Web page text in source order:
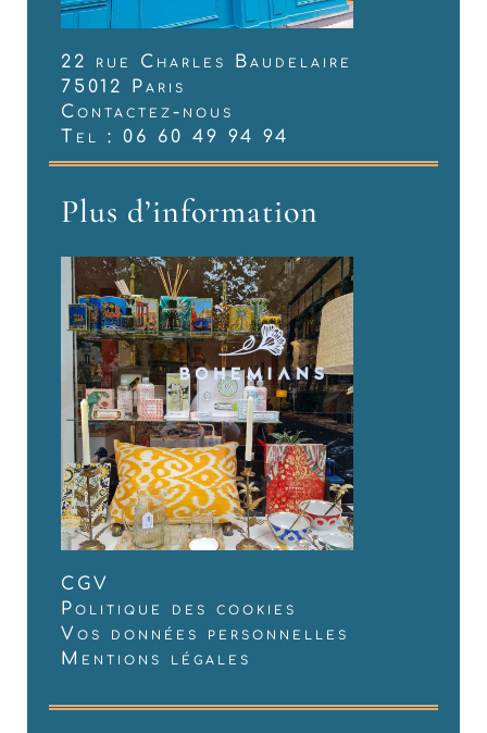
22 rue Charles Baudelaire
75012 Paris
Contactez-nous
Tel : 06 60 49 94 94
Plus d’information
CGV
Politique des cookies
Vos données personnelles
Mentions légales